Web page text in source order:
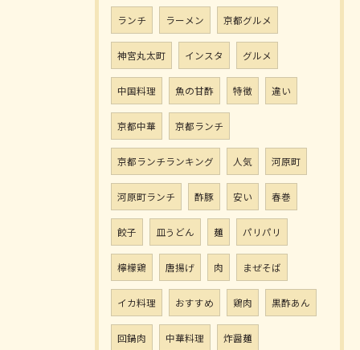
ランチ ラーメン 京都グルメ
神宮丸太町 インスタ グルメ
中国料理 魚の甘酢 特徴 違い
京都中華 京都ランチ
京都ランチランキング 人気 河原町
河原町ランチ 酢豚 安い 春巻
餃子 皿うどん 麺 パリパリ
檸檬鶏 唐揚げ 肉 まぜそば
イカ料理 おすすめ 鶏肉 黒酢あん
回鍋肉 中華料理 炸醤麺